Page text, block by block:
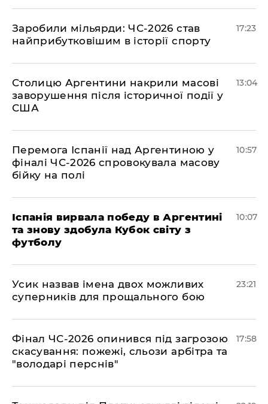
​Заробили мільярди: ЧС-2026 став
найприбутковішим в історії спорту
17:23
Столицю Аргентини накрили масові
заворушення після історичної події у
США
13:04
Перемога Іспанії над Аргентиною у
фіналі ЧС-2026 спровокувала масову
бійку на полі
10:57
Іспанія вирвала победу в Аргентині
та знову здобула Кубок світу з
футболу
10:07
​Усик назвав імена двох можливих
суперників для прощального бою
23:21
​Фінал ЧС-2026 опинився під загрозою
скасування: пожежі, сльози арбітра та
"володарі перснів"
17:58